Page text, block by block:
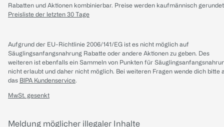
Rabatten und Aktionen kombinierbar. Preise werden kaufmännisch
Preisliste der letzten 30 Tage
Aufgrund der EU-Richtlinie 2006/141/EG ist es nicht möglich auf
Säuglingsanfangsnahrung Rabatte oder andere Aktionen zu geben. Des
weiteren ist ebenfalls ein Sammeln von Punkten für
nicht erlaubt und daher nicht möglich. Bei weiteren Fragen wende dich bitte
das BIPA Kundenservice.
MwSt. gesenkt
Meldung möglicher illegaler Inhalte